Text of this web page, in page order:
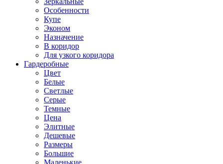
Особенности
Купе
Эконом
Назначение
В коридор
Для узкого коридора
Гардеробные
Цвет
Белые
Светлые
Серые
Темные
Цена
Элитные
Дешевые
Размеры
Большие
Маленькие